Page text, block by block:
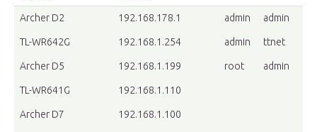
Archer D2
TL-WR642G
Archer D5
TL-WR641G
Archer D7
192.168.178.1
192.168.1.254
192.168.1.199
192.168.1.110
192.168.1.100
admin
admin
root
admin
ttnet
admin